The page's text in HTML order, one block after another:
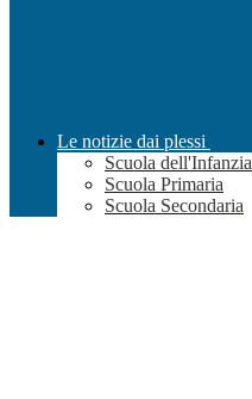
Le notizie dai plessi
Scuola dell'Infanzia
Scuola Primaria
Scuola Secondaria